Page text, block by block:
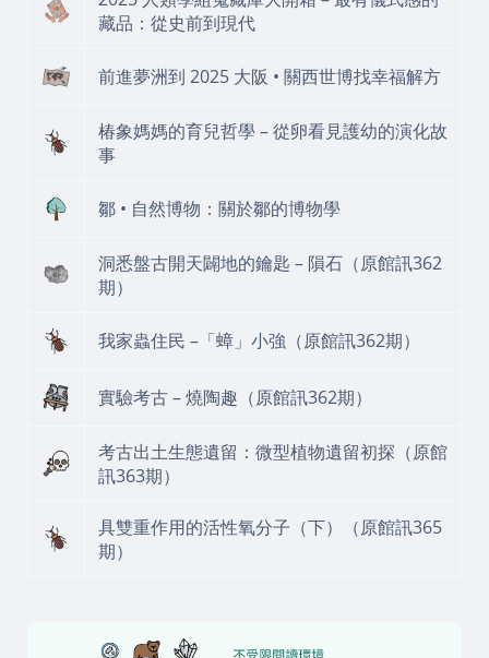
藏品：從史前到現代
前進夢洲到 2025 大阪 • 關西世博找幸福解方
椿象媽媽的育兒哲學 – 從卵看見護幼的演化故
事
鄒 • 自然博物：關於鄒的博物學
洞悉盤古開天闢地的鑰匙 – 隕石（原館訊362
期）
我家蟲住民 –「蟑」小強（原館訊362期）
實驗考古 – 燒陶趣（原館訊362期）
考古出土生態遺留：微型植物遺留初探（原館
訊363期）
具雙重作用的活性氧分子（下）（原館訊365
期）